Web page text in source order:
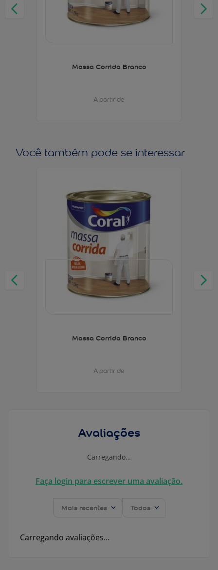
Massa Corrida Branco
A partir de
Você também pode se interessar
Massa Corrida Branco
A partir de
Avaliações
Carregando…
Faça login para escrever uma avaliação.
Mais recentes Todos
Carregando avaliações…